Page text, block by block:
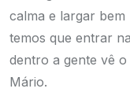
calma e largar
temos que entrar
dentro a gente vê
Mário.